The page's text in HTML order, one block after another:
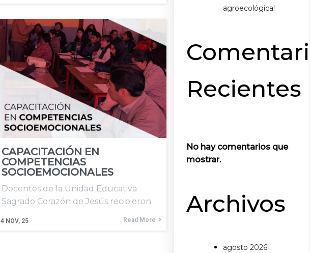
CAPACITACIÓN EN
COMPETENCIAS
SOCIOEMOCIONALES
4 NOV, 25
Docentes de la Unidad Educativa
Sagrado Corazón de Jesús recibieron…
Read More
agroecológica!
Recientes
No hay comentarios que
mostrar.
Archivos
agosto 2026